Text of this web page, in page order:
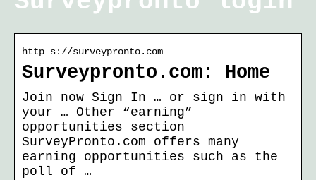
http s://surveypronto.com
Surveypronto.com: Home
Join now Sign In … or sign in with
your … Other “earning”
opportunities section
SurveyPronto.com offers many
earning opportunities such as the
poll of …